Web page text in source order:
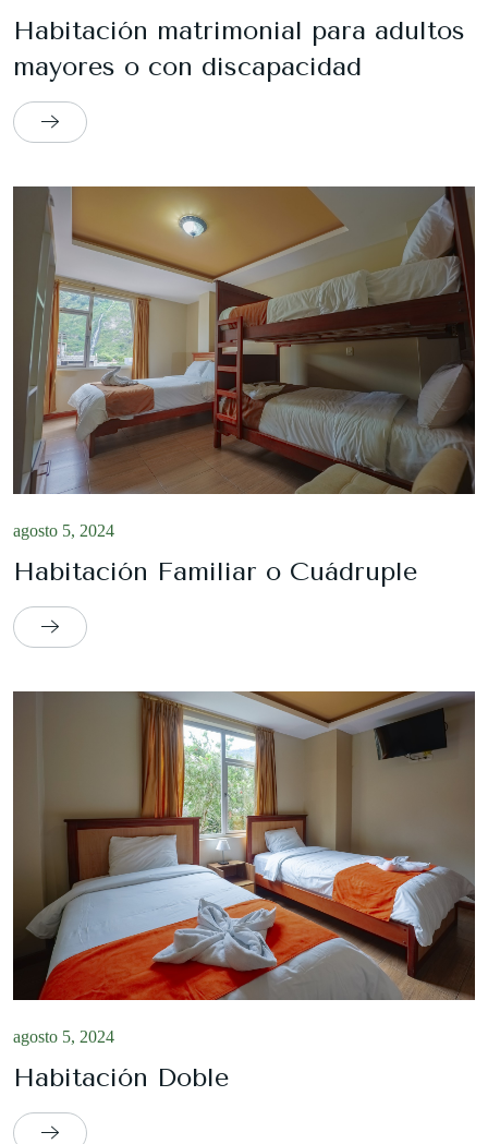
Habitación matrimonial para adultos
mayores o con discapacidad
agosto 5, 2024
Habitación Familiar o Cuádruple
agosto 5, 2024
Habitación Doble